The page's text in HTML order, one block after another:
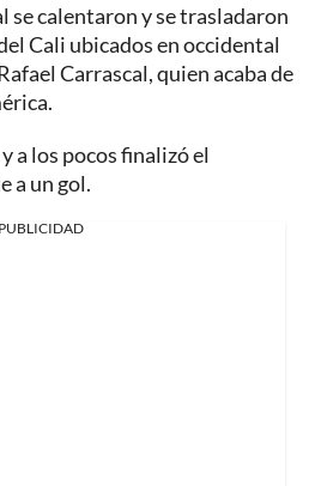
se calentaron y se trasladaron
Cali ubicados en occidental
Carrascal, quien acaba de
a los pocos finalizó el
a un gol.
PUBLICIDAD